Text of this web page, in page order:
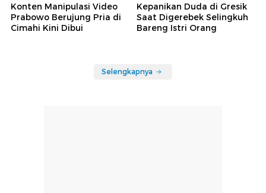
Konten Manipulasi Video
Prabowo Berujung Pria di
Cimahi Kini Dibui
Kepanikan Duda di Gresik
Saat Digerebek Selingkuh
Bareng Istri Orang
Selengkapnya